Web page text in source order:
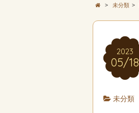
> 未分類 >
2023
05/18
未分類